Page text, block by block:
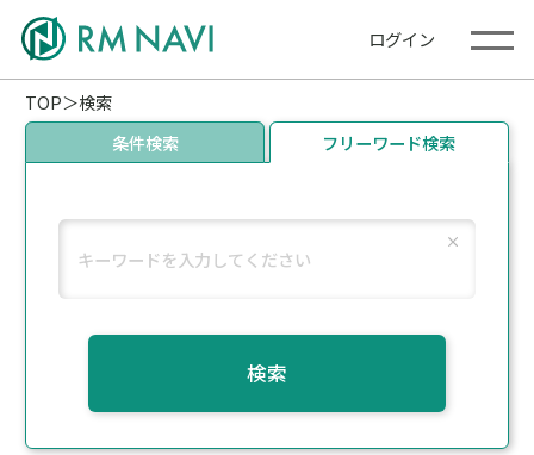
ログイン
TOP
検索
条件検索
フリーワード検索
検索